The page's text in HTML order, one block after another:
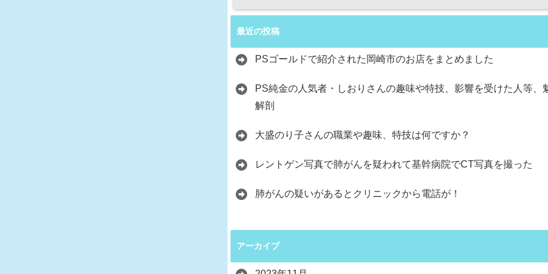
最近の投稿
PSゴールドで紹介された岡崎市のお店をまとめました
PS純金の人気者・しおりさんの趣味や特技、影響を受けた人等、
解剖
大盛のり子さんの職業や趣味、特技は何ですか？
レントゲン写真で肺がんを疑われて基幹病院でCT写真を撮った
肺がんの疑いがあるとクリニックから電話が！
アーカイブ